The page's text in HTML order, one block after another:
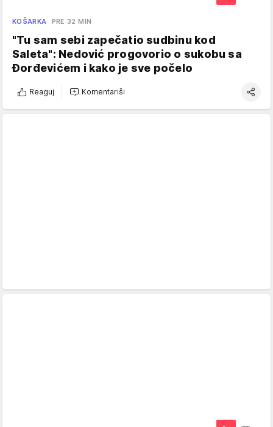
KOŠARKA PRE 32 MIN
"Tu sam sebi zapečatio sudbinu kod
Saleta": Nedović progovorio o sukobu sa
Đorđevićem i kako je sve počelo
Reaguj Komentariši